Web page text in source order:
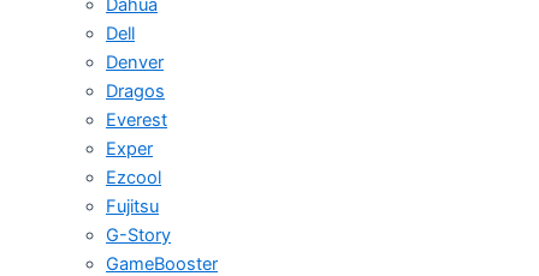
Dahua
Dell
Denver
Dragos
Everest
Exper
Ezcool
Fujitsu
G-Story
GameBooster